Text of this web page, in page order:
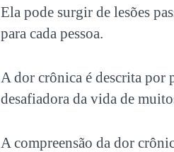
Ela pode surgir de lesões
para cada pessoa.
A dor crônica é descrita por
desafiadora da vida de
A compreensão da dor